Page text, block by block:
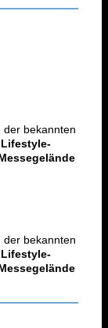
der bekannten
der bekannten